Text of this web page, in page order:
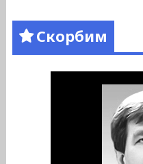
Скорбим